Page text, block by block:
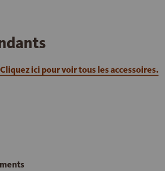
Cliquez ici pour voir tous les accessoires.